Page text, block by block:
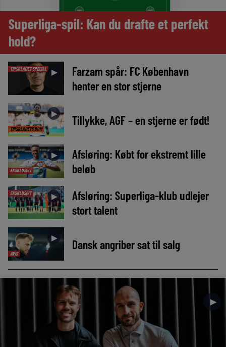
Superliga-spil: Kan du drafte et perfekt
hold?
TIPSBLADET SPECIAL ►
Farzam spår: FC København
henter en stor stjerne
TIPSBLADETS DOM
► Tillykke, AGF – en stjerne er født!
EKSKLUSIVT
►
Afsløring: Købt for ekstremt lille
beløb
EKSKLUSIVT ►
Afsløring: Superliga-klub udlejer
stort talent
AVIS
► Dansk angriber sat til salg
►